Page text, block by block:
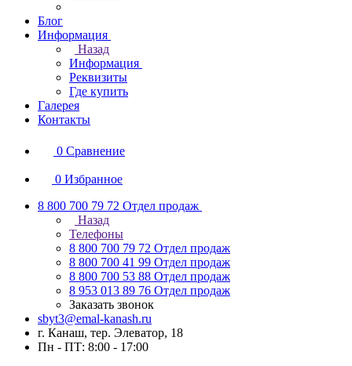
Блог
Информация
Назад
Информация
Реквизиты
Где купить
Галерея
Контакты
0 Сравнение
0 Избранное
8 800 700 79 72 Отдел продаж
Назад
Телефоны
8 800 700 79 72 Отдел продаж
8 800 700 41 99 Отдел продаж
8 800 700 53 88 Отдел продаж
8 953 013 89 76 Отдел продаж
Заказать звонок
sbyt3@emal-kanash.ru
г. Канаш, тер. Элеватор, 18
Пн - ПТ: 8:00 - 17:00